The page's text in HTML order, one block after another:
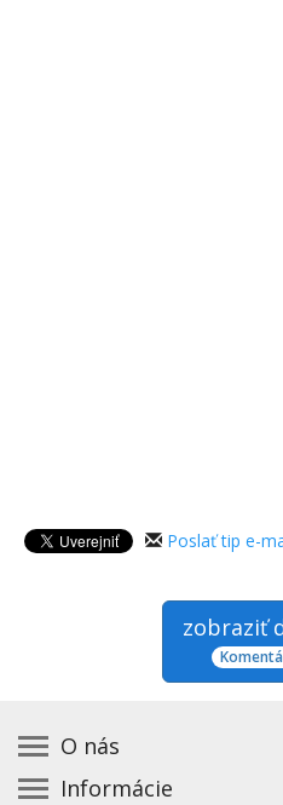
Poslať tip e-
zobraziť
O nás
Kontakt na prevádzkovateľa
Informácie